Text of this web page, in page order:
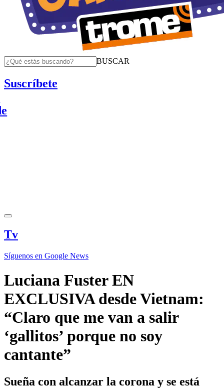
BUSCAR
Suscríbete
Tv
Síguenos en Google News
Luciana Fuster EN
EXCLUSIVA desde Vietnam:
“Claro que me van a salir
‘gallitos’ porque no soy
cantante”
Sueña con alcanzar la corona y se está